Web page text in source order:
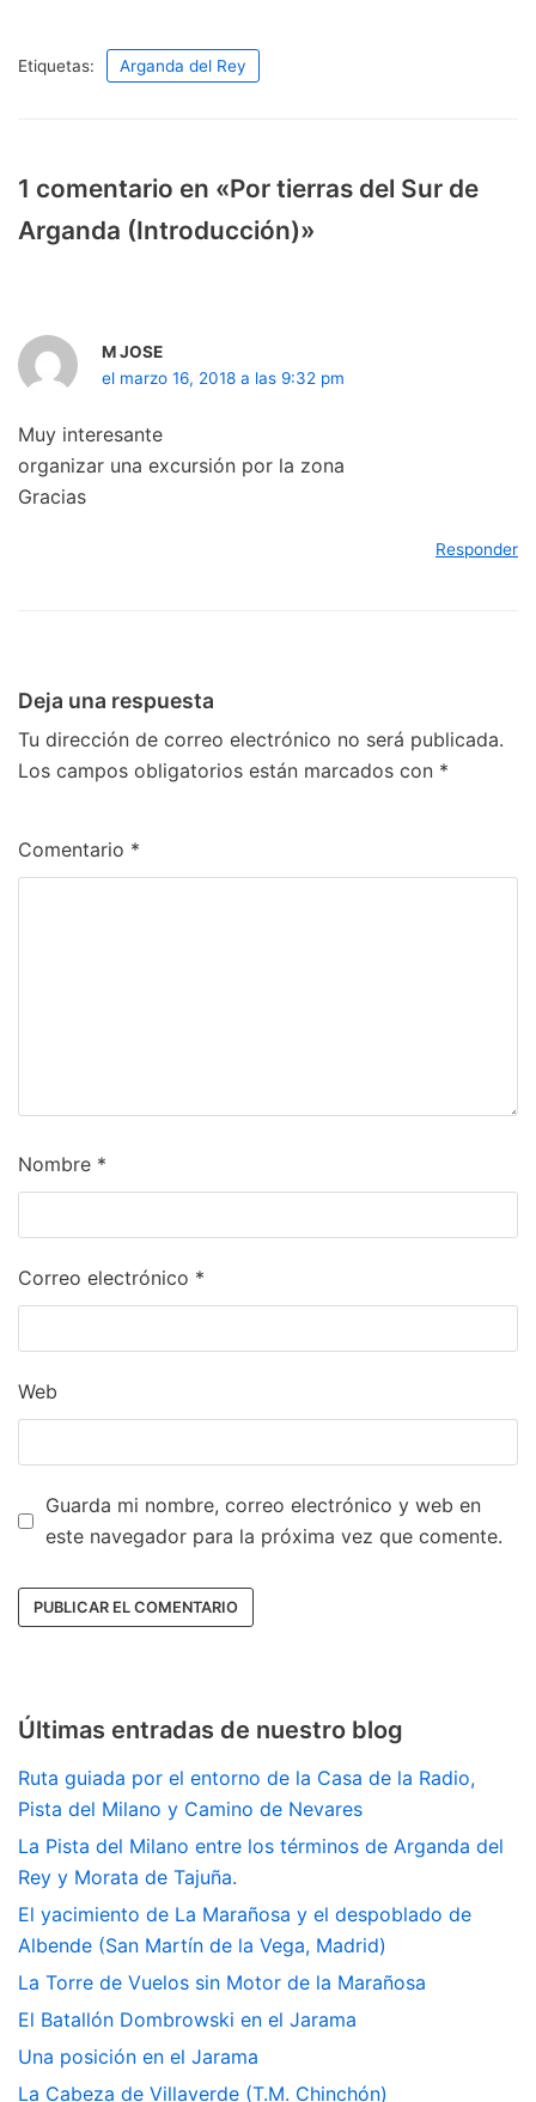
Etiquetas: Arganda del Rey
1 comentario en «Por tierras del Sur de
Arganda (Introducción)»
M JOSE
el marzo 16, 2018 a las 9:32 pm
Muy interesante
organizar una excursión por la zona
Gracias
Responder
Deja una respuesta
Tu dirección de correo electrónico no será publicada.
Los campos obligatorios están marcados con *
Comentario *
Nombre *
Correo electrónico *
Web
Guarda mi nombre, correo electrónico y web en
este navegador para la próxima vez que comente.
Últimas entradas de nuestro blog
Ruta guiada por el entorno de la Casa de la Radio,
Pista del Milano y Camino de Nevares
La Pista del Milano entre los términos de Arganda del
Rey y Morata de Tajuña.
El yacimiento de La Marañosa y el despoblado de
Albende (San Martín de la Vega, Madrid)
La Torre de Vuelos sin Motor de la Marañosa
El Batallón Dombrowski en el Jarama
Una posición en el Jarama
La Cabeza de Villaverde (T.M. Chinchón)